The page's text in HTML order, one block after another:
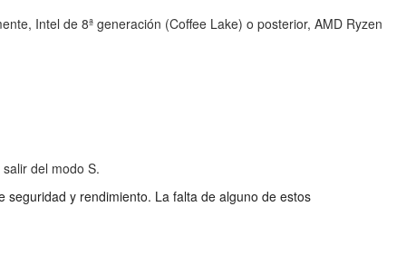
Intel de 8ª generación (Coffee Lake) o posterior, AMD Ryzen
del modo S.
y rendimiento. La falta de alguno de estos